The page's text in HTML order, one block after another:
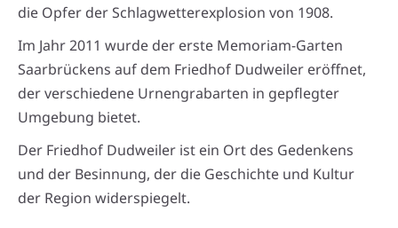
die Opfer der Schlagwetterexplosion von 1908.
Im Jahr 2011 wurde der erste Memoriam-Garten
Saarbrückens auf dem Friedhof Dudweiler eröffnet,
der verschiedene Urnengrabarten in gepflegter
Umgebung bietet.
Der Friedhof Dudweiler ist ein Ort des Gedenkens
und der Besinnung, der die Geschichte und Kultur
der Region widerspiegelt.